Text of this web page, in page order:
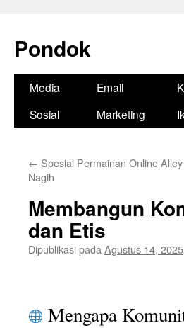
Pondok
Langsung
Media
Sosial
Email
Marketing
← Spesial Permainan Online
Nagih
Membangun
dan Etis
Dipublikasi pada Agustus 14, 2025
Mengapa